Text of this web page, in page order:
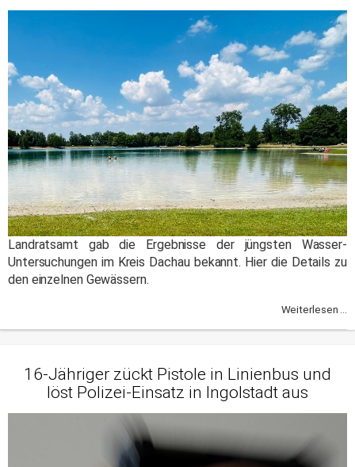
Landratsamt gab die Ergebnisse der jüngsten Wasser-
Untersuchungen im Kreis Dachau bekannt. Hier die Details zu
den einzelnen Gewässern.
Weiterlesen ...
16-Jähriger zückt Pistole in Linienbus und
löst Polizei-Einsatz in Ingolstadt aus